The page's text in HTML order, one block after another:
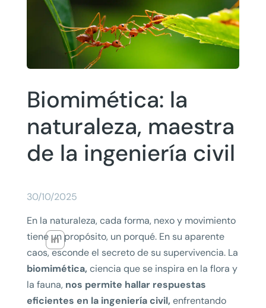
Biomimética: la
naturaleza, maestra
de la ingeniería civil
30/10/2025
En la naturaleza, cada forma, nexo y movimiento
tiene un propósito, un porqué. En su aparente
caos, esconde el secreto de su supervivencia. La
biomimética, ciencia que se inspira en la flora y
la fauna, nos permite hallar respuestas
eficientes en la ingeniería civil, enfrentando